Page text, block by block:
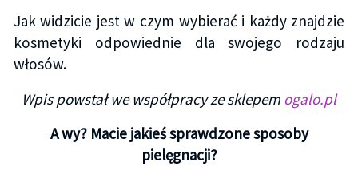
Jak widzicie jest w czym wybierać i każdy znajdzie
kosmetyki odpowiednie dla swojego rodzaju
włosów.
Wpis powstał we współpracy ze sklepem ogalo.pl
A wy? Macie jakieś sprawdzone sposoby
pielęgnacji?